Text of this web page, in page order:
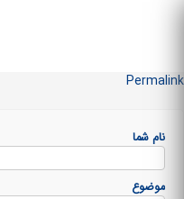
Permalink
نام شما
موضوع